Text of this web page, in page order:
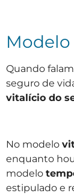
Quando
seguro de
vitalício do
No modelo
enquanto
modelo
estipulado e